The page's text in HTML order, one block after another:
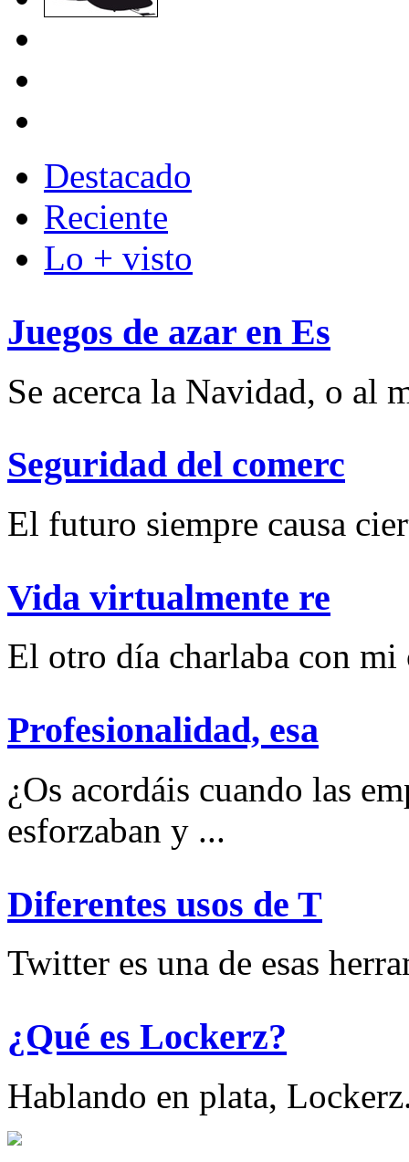
Destacado
Reciente
Lo + visto
Juegos de azar en Es
Se acerca la Navidad, o al
Seguridad del comerc
El futuro siempre causa
Vida virtualmente re
El otro día charlaba con
Profesionalidad, esa
¿Os acordáis cuando las
esforzaban y ...
Diferentes usos de T
Twitter es una de esas
¿Qué es Lockerz?
Hablando en plata,